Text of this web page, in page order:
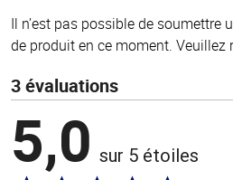
Il n’est pas possible de soumettre
de produit en ce moment. Veuillez
3 évaluations
5,0 sur 5 étoiles